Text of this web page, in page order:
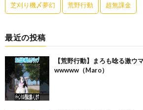
芝刈り機〆夢幻 荒野行動 超無課金
最近の投稿
【荒野行動】まろも唸る激ウ
wwwww（Maro）